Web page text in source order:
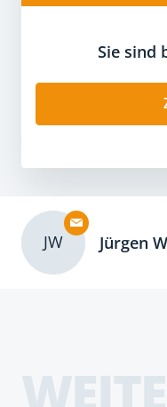
Sie sind
JW Jürgen